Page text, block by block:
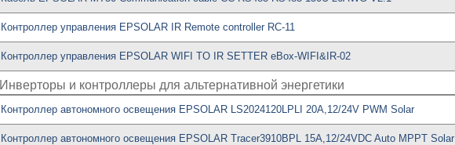
Контроллер управления EPSOLAR IR Remote controller RC-11
Контроллер управления EPSOLAR WIFI TO IR SETTER eBox-WIFI&IR-02
Инверторы и контроллеры для альтернативной энергетики
Контроллер автономного освещения EPSOLAR LS2024120LPLI 20A,12/24V PWM Solar
Контроллер автономного освещения EPSOLAR Tracer3910BPL 15A,12/24VDC Auto MPPT Solar